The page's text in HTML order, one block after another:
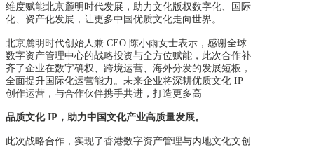
维度赋能北京麓明时代发展，助力文化版权数字化、国际
化、资产化发展，让更多中国优质文化走向世界。
北京麓明时代创始人兼 CEO 陈小雨女士表示，感谢全球
数字资产管理中心的战略投资与全方位赋能，此次合作补
齐了企业在数字确权、跨境运营、海外分发的发展短板，
全面提升国际化运营能力。未来企业将深耕优质文化 IP
创作运营，与合作伙伴携手共进，打造更多高
品质文化 IP，助力中国文化产业高质量发展。
此次战略合作，实现了香港数字资产管理与内地文化文创